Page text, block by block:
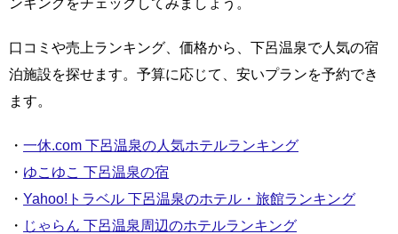
口コミや売上ランキング、価格から、下呂温泉で人気の宿
泊施設を探せます。予算に応じて、安いプランを予約でき
ます。
・ 一休.com 下呂温泉の人気ホテルランキング
・ ゆこゆこ 下呂温泉の宿
・ Yahoo!トラベル 下呂温泉のホテル・旅館ランキング
・ じゃらん 下呂温泉周辺のホテルランキング